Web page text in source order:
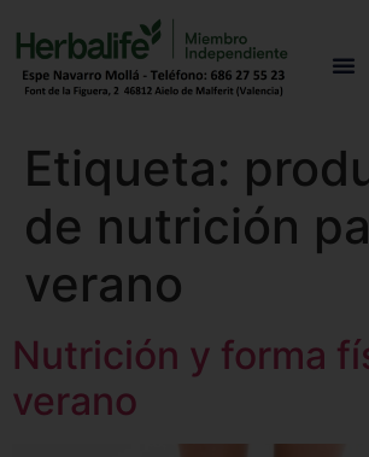
Etiqueta:
de nutrición
verano
Nutrición y forma
verano